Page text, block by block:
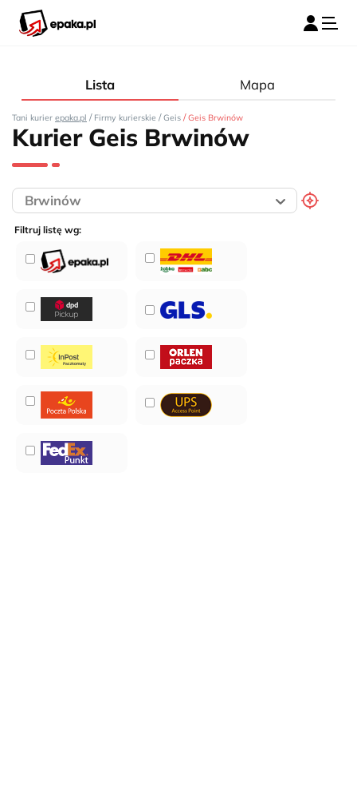
Lista Mapa
Tani kurier epaka.pl / Firmy kurierskie / Geis / Geis Brwinów
Kurier Geis Brwinów
Filtruj listę wg: